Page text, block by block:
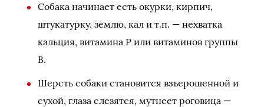
Собака начинает есть окурки, кирпич,
штукатурку, землю, кал и т.п. — нехватка
кальция, витамина Р или витаминов группы
В.
Шерсть собаки становится взъерошенной и
сухой, глаза слезятся, мутнеет роговица —